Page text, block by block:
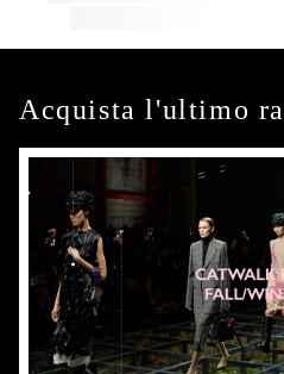
Acquista l'ultimo